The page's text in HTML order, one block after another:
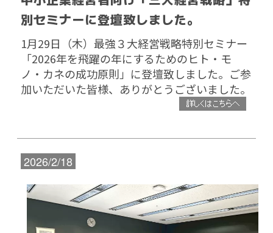
別セミナーに登壇致しました。
1月29日（木） 最強３大経営戦略特別セミナー
「2026年を飛躍の年にするためのヒト・モ
ノ・カネの成功原則」に登壇致しました。ご参
加いただいた皆様、ありがとうございました。
2026/2/18